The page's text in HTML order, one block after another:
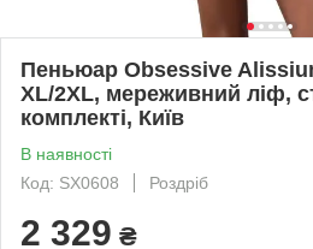
Пеньюар Obsessive
XL/2XL, мереживний ліф,
комплекті, Київ
В наявності
Код: SX0608
Роздріб
2 329 ₴